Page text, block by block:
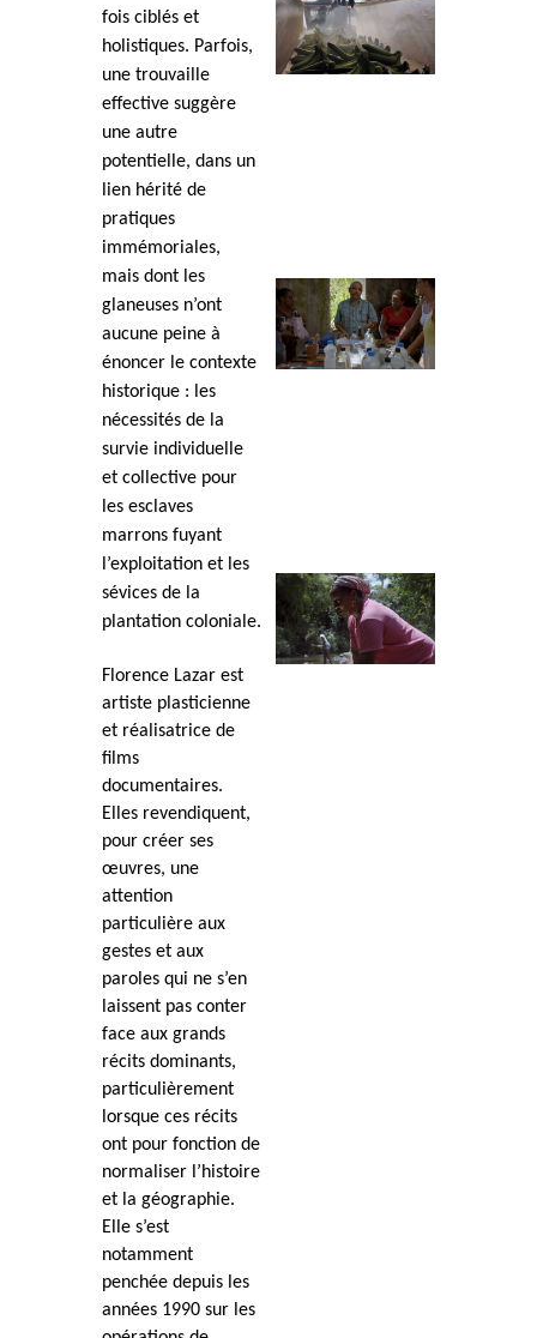
fois ciblés et
holistiques. Parfois,
une trouvaille
effective suggère
une autre
potentielle, dans un
lien hérité de
pratiques
immémoriales,
mais dont les
glaneuses n’ont
aucune peine à
énoncer le contexte
historique : les
nécessités de la
survie individuelle
et collective pour
les esclaves
marrons fuyant
l’exploitation et les
sévices de la
plantation coloniale.
Florence Lazar est
artiste plasticienne
et réalisatrice de
films
documentaires.
Elles revendiquent,
pour créer ses
œuvres, une
attention
particulière aux
gestes et aux
paroles qui ne s’en
laissent pas conter
face aux grands
récits dominants,
particulièrement
lorsque ces récits
ont pour fonction de
normaliser l’histoire
et la géographie.
Elle s’est
notamment
penchée depuis les
années 1990 sur les